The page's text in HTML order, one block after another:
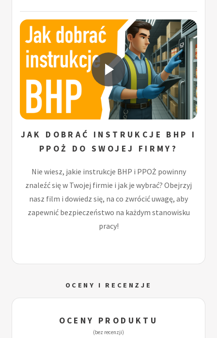
JAK DOBRAĆ INSTRUKCJE BHP I
PPOŻ DO SWOJEJ FIRMY?
Nie wiesz, jakie instrukcje BHP i PPOŻ powinny
znaleźć się w Twojej firmie i jak je wybrać? Obejrzyj
nasz film i dowiedz się, na co zwrócić uwagę, aby
zapewnić bezpieczeństwo na każdym stanowisku
pracy!
OCENY I RECENZJE
OCENY PRODUKTU
(bez recenzji)